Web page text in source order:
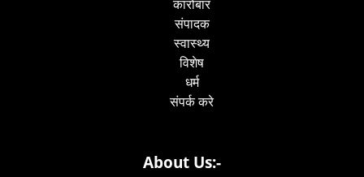
कारोबार
संपादक
स्वास्थ्य
विशेष
धर्म
संपर्क करे
About Us:-